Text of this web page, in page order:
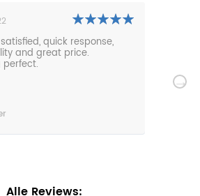
quick response,
and great price.
perfect.
Alle Reviews: